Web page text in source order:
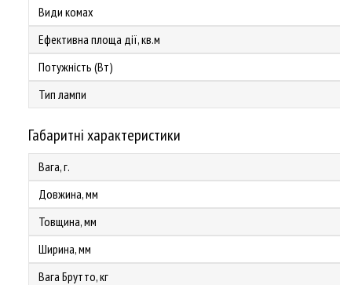
Види комах
Ефективна площа дії, кв.м
Потужність (Вт)
Тип лампи
Габаритні характеристики
Вага, г.
Довжина, мм
Товщина, мм
Ширина, мм
Вага Брутто, кг